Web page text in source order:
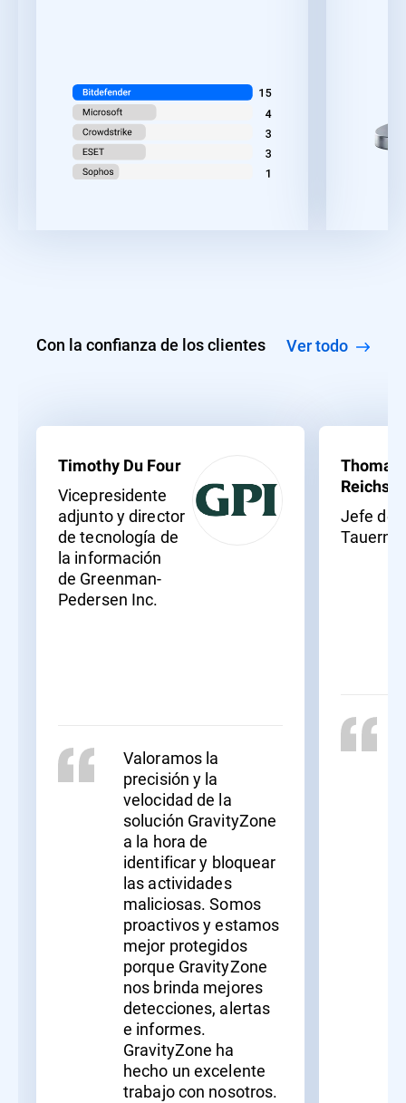
Con la confianza de los clientes Ver todo
Timothy Du Four
Vicepresidente
adjunto y director
de tecnología de
la información
de Greenman-
Pedersen Inc.
Valoramos la
precisión y la
velocidad de la
solución GravityZone
a la hora de
identificar y bloquear
las actividades
maliciosas. Somos
proactivos y estamos
mejor protegidos
porque GravityZone
nos brinda mejores
detecciones, alertas
e informes.
GravityZone ha
hecho un excelente
trabajo con nosotros.
Thomas
Jefe de